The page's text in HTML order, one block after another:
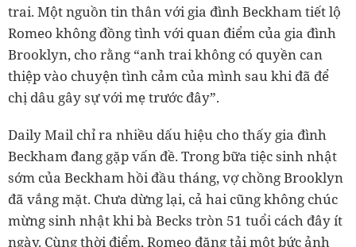
trai. Một nguồn tin thân với gia đình Beckham tiết lộ
Romeo không đồng tình với quan điểm của gia đình
Brooklyn, cho rằng “anh trai không có quyền can
thiệp vào chuyện tình cảm của mình sau khi đã để
chị dâu gây sự với mẹ trước đây”.
Daily Mail chỉ ra nhiều dấu hiệu cho thấy gia đình
Beckham đang gặp vấn đề. Trong bữa tiệc sinh nhật
sớm của Beckham hồi đầu tháng, vợ chồng Brooklyn
đã vắng mặt. Chưa dừng lại, cả hai cũng không chúc
mừng sinh nhật khi bà Becks tròn 51 tuổi cách đây ít
ngày. Cùng thời điểm, Romeo đăng tải một bức ảnh